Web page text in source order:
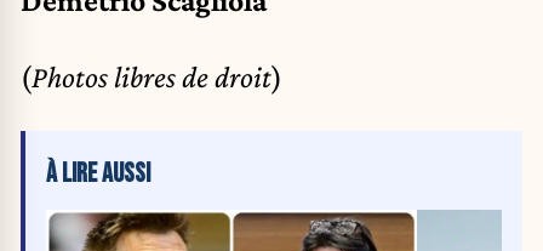
(Photos libres de droit)
À LIRE AUSSI